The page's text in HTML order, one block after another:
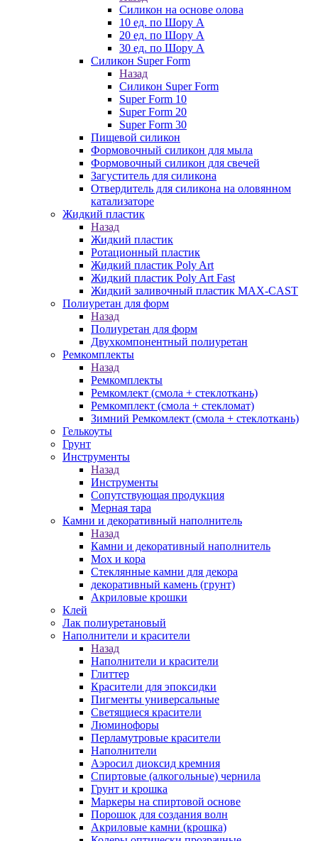
Силикон на основе олова
10 ед. по Шору А
20 ед. по Шору А
30 ед. по Шору А
Силикон Super Form
Назад
Силикон Super Form
Super Form 10
Super Form 20
Super Form 30
Пищевой силикон
Формовочный силикон для мыла
Формовочный силикон для свечей
Загуститель для силикона
Отвердитель для силикона на оловянном
катализаторе
Жидкий пластик
Назад
Жидкий пластик
Ротационный пластик
Жидкий пластик Poly Art
Жидкий пластик Poly Art Fast
Жидкий заливочный пластик MAX-CAST
Полиуретан для форм
Назад
Полиуретан для форм
Двухкомпонентный полиуретан
Ремкомплекты
Назад
Ремкомплекты
Ремкомлект (смола + стеклоткань)
Ремкомплект (смола + стекломат)
Зимний Ремкомлект (смола + стеклоткань)
Гелькоуты
Грунт
Инструменты
Назад
Инструменты
Сопутствующая продукция
Мерная тара
Камни и декоративный наполнитель
Назад
Камни и декоративный наполнитель
Мох и кора
Стеклянные камни для декора
декоративный камень (грунт)
Акриловые крошки
Клей
Лак полиуретановый
Наполнители и красители
Назад
Наполнители и красители
Глиттер
Красители для эпоксидки
Пигменты универсальные
Светящиеся красители
Люминофоры
Перламутровые красители
Наполнители
Аэросил диоксид кремния
Спиртовые (алкогольные) чернила
Грунт и крошка
Маркеры на спиртовой основе
Порошок для создания волн
Акриловые камни (крошка)